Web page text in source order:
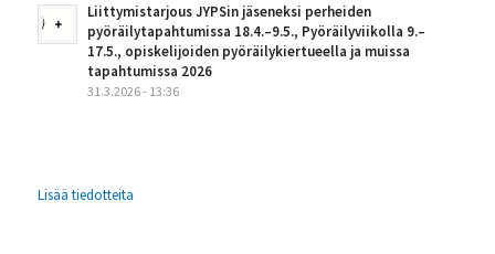
Liittymistarjous JYPSin jäseneksi perheiden
pyöräilytapahtumissa 18.4.–9.5., Pyöräilyviikolla 9.–
17.5., opiskelijoiden pyöräilykiertueella ja muissa
tapahtumissa 2026
31.3.2026 - 13:36
Lisää tiedotteita